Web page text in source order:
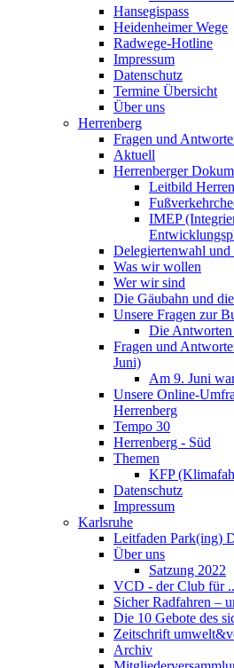
Hansegispass
Heidenheimer Wege
Radwege-Hotline
Impressum
Datenschutz
Termine Übersicht
Über uns
Herrenberg
Fragen und
Aktuell
Herrenberger
Leitbild
IMEP
Delegiertenwahl
Was wir wollen
Wer wir sind
Die Gäubahn und die
Unsere Fragen zur
Die Antworten
Fragen und
Juni)
Am 9. Juni
Unsere Online-
Herrenberg
Tempo 30
Herrenberg - Süd
Themen
KFP
Datenschutz
Impressum
Karlsruhe
Leitfaden Park(ing)
Über uns
Satzung 2022
VCD - der Club für
Sicher Radfahren –
Die 10 Gebote des
Zeitschrift
Archiv